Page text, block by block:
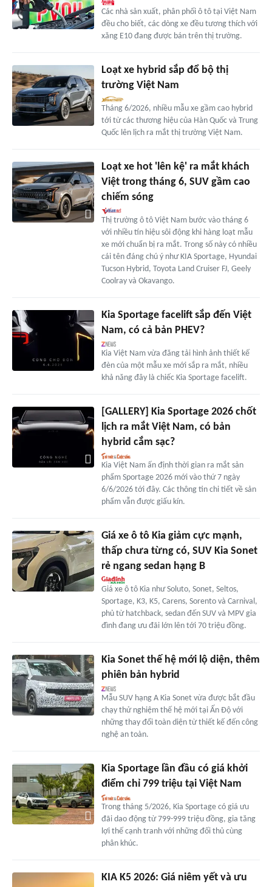
Các nhà sản xuất, phân phối ô tô tại Việt Nam
đều cho biết, các dòng xe đều tương thích với
xăng E10 đang được bán trên thị trường.
Loạt xe hybrid sắp đổ bộ thị
trường Việt Nam
Tháng 6/2026, nhiều mẫu xe gầm cao hybrid
tới từ các thương hiệu của Hàn Quốc và Trung
Quốc lên lịch ra mắt thị trường Việt Nam.
Loạt xe hot 'lên kệ' ra mắt khách
Việt trong tháng 6, SUV gầm cao
chiếm sóng
Thị trường ô tô Việt Nam bước vào tháng 6
với nhiều tín hiệu sôi động khi hàng loạt mẫu
xe mới chuẩn bị ra mắt. Trong số này có nhiều
cái tên đáng chú ý như KIA Sportage, Hyundai
Tucson Hybrid, Toyota Land Cruiser FJ, Geely
Coolray và Okavango.
Kia Sportage facelift sắp đến Việt
Nam, có cả bản PHEV?
Kia Việt Nam vừa đăng tải hình ảnh thiết kế
đèn của một mẫu xe mới sắp ra mắt, nhiều
khả năng đây là chiếc Kia Sportage facelift.
[GALLERY] Kia Sportage 2026 chốt
lịch ra mắt Việt Nam, có bản
hybrid cắm sạc?
Kia Việt Nam ấn định thời gian ra mắt sản
phẩm Sportage 2026 mới vào thứ 7 ngày
6/6/2026 tới đây. Các thông tin chi tiết về sản
phẩm vẫn được giấu kín.
Giá xe ô tô Kia giảm cực mạnh,
thấp chưa từng có, SUV Kia Sonet
rẻ ngang sedan hạng B
Giá xe ô tô Kia như Soluto, Sonet, Seltos,
Sportage, K3, K5, Carens, Sorento và Carnival,
phủ từ hatchback, sedan đến SUV và MPV gia
đình đang ưu đãi lớn lên tới 70 triệu đồng.
Kia Sonet thế hệ mới lộ diện, thêm
phiên bản hybrid
Mẫu SUV hạng A Kia Sonet vừa được bắt đầu
chạy thử nghiệm thế hệ mới tại Ấn Độ với
những thay đổi toàn diện từ thiết kế đến công
nghệ an toàn.
Kia Sportage lần đầu có giá khởi
điểm chỉ 799 triệu tại Việt Nam
Trong tháng 5/2026, Kia Sportage có giá ưu
đãi dao động từ 799-999 triệu đồng, gia tăng
lợi thế cạnh tranh với những đối thủ cùng
phân khúc.
KIA K5 2026: Giá niêm yết và ưu